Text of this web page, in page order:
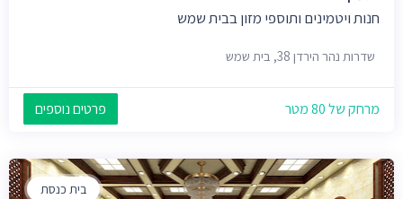
חנות ויטמינים ותוספי מזון בבית שמש
שדרות נהר הירדן 38, בית שמש
מרחק של 80 מטר פרטים נוספים
בית כנסת